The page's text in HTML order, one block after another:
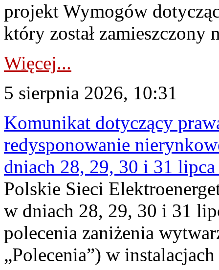
projekt Wymogów
który został zamieszczony
Więcej...
5 sierpnia 2026, 10:31
Komunikat dotyczący
redysponowanie
dniach 28, 29, 30 i 31
Polskie Sieci
w dniach 28, 29, 30 i 31
polecenia zaniżenia
„Polecenia”) w